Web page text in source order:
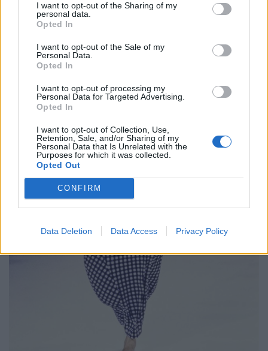
I want to opt-out of the Sharing of my
personal data.
Opted In
I want to opt-out of the Sale of my
Personal Data.
Opted In
I want to opt-out of processing my
Personal Data for Targeted Advertising.
Opted In
I want to opt-out of Collection, Use,
Retention, Sale, and/or Sharing of my
Personal Data that Is Unrelated with the
Purposes for which it was collected.
Opted Out
CONFIRM
Data Deletion Data Access Privacy Policy